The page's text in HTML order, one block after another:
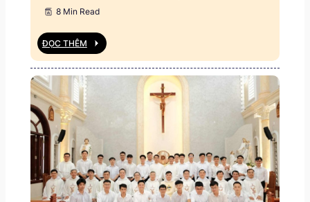
8 Min Read
ĐỌC THÊM